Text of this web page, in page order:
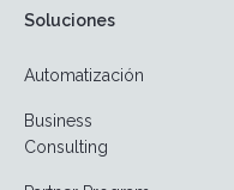
Soluciones
Automatización
Business
Consulting